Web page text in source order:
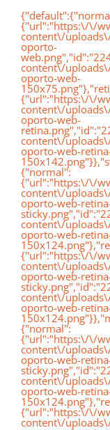
Saltar
contenido
{"url":"https:\/\/
content\/
oporto-
content\/
oporto-web-
{"url":"https:\/\/
content\/
oporto-web-
content\/
oporto-web-
{"normal":
{"url":"https:\/\/
content\/
oporto-web-
content\/
oporto-web-
{"url":"https:\/\/
content\/
oporto-web-
content\/
oporto-web-
{"normal":
{"url":"https:\/\/
content\/
oporto-web-
content\/
oporto-web-
{"url":"https:\/\/
content\/
Inicio
Conócenos
Etapas educativas